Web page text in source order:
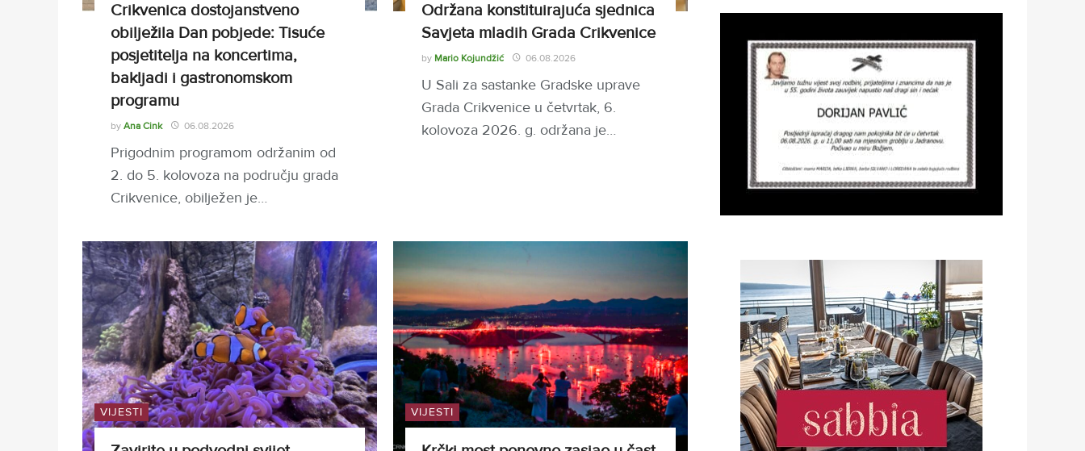
Crikvenica dostojanstveno
obilježila Dan pobjede: Tisuće
posjetitelja na koncertima,
bakljadi i gastronomskom
programu
by Ana Cink 06.08.2026
Prigodnim programom održanim od
2. do 5. kolovoza na području grada
Crikvenice, obilježen je…
Održana konstituirajuća sjednica
Savjeta mladih Grada Crikvenice
by Mario Kojundžić 06.08.2026
U Sali za sastanke Gradske uprave
Grada Crikvenice u četvrtak, 6.
kolovoza 2026. g. održana je…
VIJESTI VIJESTI